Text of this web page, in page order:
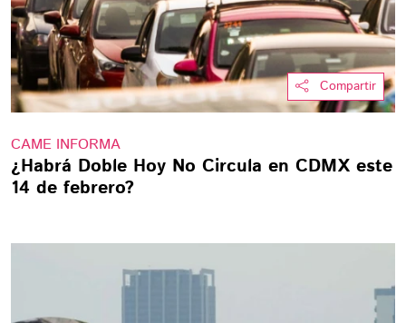
Compartir
CAME INFORMA
¿Habrá Doble Hoy No Circula en CDMX este
14 de febrero?